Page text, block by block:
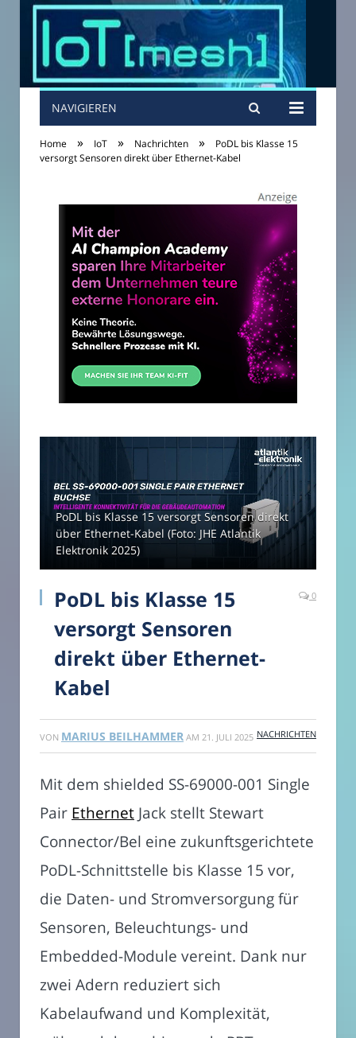
NAVIGIEREN
Home » IoT » Nachrichten »
PoDL bis Klasse 15
versorgt Sensoren direkt über Ethernet-Kabel
PoDL bis Klasse 15 versorgt Sensoren direkt
über Ethernet-Kabel (Foto: JHE Atlantik
Elektronik 2025)
PoDL bis Klasse 15
versorgt Sensoren
direkt über Ethernet-
Kabel
0
VON MARIUS BEILHAMMER AM 21. JULI 2025 NACHRICHTEN
Mit dem shielded SS-69000-001 Single
Pair Ethernet Jack stellt Stewart
Connector/Bel eine zukunftsgerichtete
PoDL-Schnittstelle bis Klasse 15 vor,
die Daten- und Stromversorgung für
Sensoren, Beleuchtungs- und
Embedded-Module vereint. Dank nur
zwei Adern reduziert sich
Kabelaufwand und Komplexität,